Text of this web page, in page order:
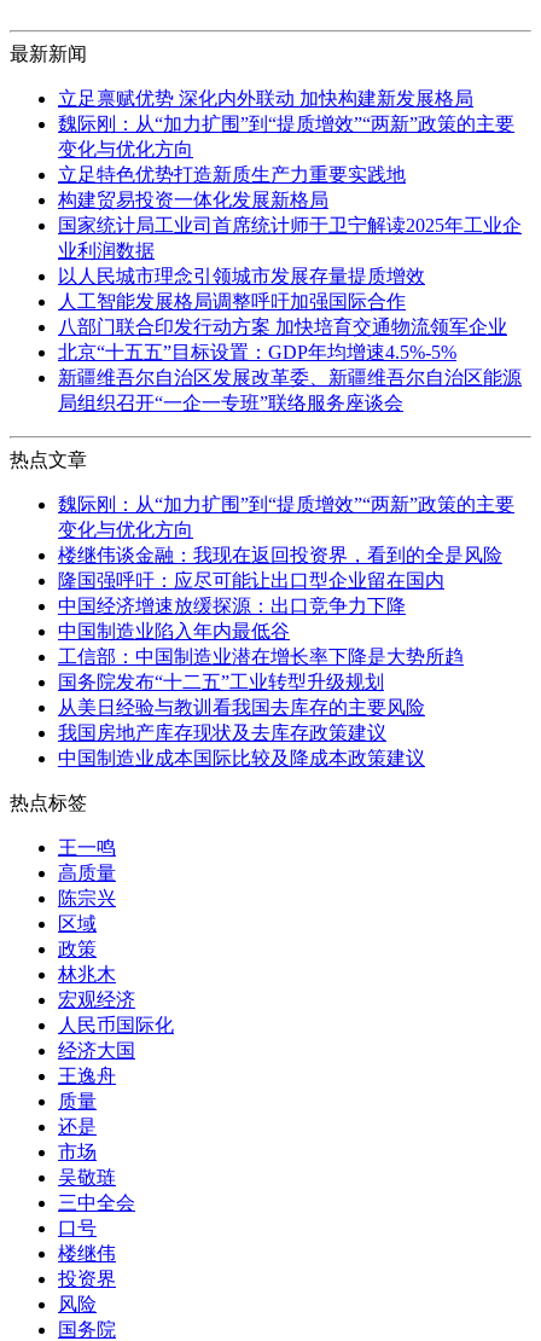
最新新闻
立足禀赋优势 深化内外联动 加快构建新发展格局
魏际刚：从“加力扩围”到“提质增效”“两新”政策的主要
变化与优化方向
立足特色优势打造新质生产力重要实践地
构建贸易投资一体化发展新格局
国家统计局工业司首席统计师于卫宁解读2025年工业企
业利润数据
以人民城市理念引领城市发展存量提质增效
人工智能发展格局调整呼吁加强国际合作
八部门联合印发行动方案 加快培育交通物流领军企业
北京“十五五”目标设置：GDP年均增速4.5%-5%
新疆维吾尔自治区发展改革委、新疆维吾尔自治区能源
局组织召开“一企一专班”联络服务座谈会
热点文章
魏际刚：从“加力扩围”到“提质增效”“两新”政策的主要
变化与优化方向
楼继伟谈金融：我现在返回投资界，看到的全是风险
隆国强呼吁：应尽可能让出口型企业留在国内
中国经济增速放缓探源：出口竞争力下降
中国制造业陷入年内最低谷
工信部：中国制造业潜在增长率下降是大势所趋
国务院发布“十二五”工业转型升级规划
从美日经验与教训看我国去库存的主要风险
我国房地产库存现状及去库存政策建议
中国制造业成本国际比较及降成本政策建议
热点标签
王一鸣
高质量
陈宗兴
区域
政策
林兆木
宏观经济
人民币国际化
经济大国
王逸舟
质量
还是
市场
吴敬琏
三中全会
口号
楼继伟
投资界
风险
国务院